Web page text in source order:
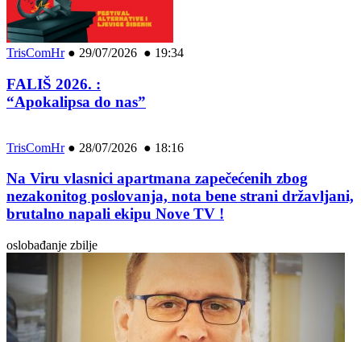
TrisComHr● 29/07/2026 ● 19:34
FALIŠ 2026. :
“Apokalipsa do nas”
TrisComHr● 28/07/2026 ● 18:16
Na Viru vlasnici apartmana zapečećenih zbog
nezakonitog poslovanja, nota bene strani državljani,
brutalno napali ekipu Nove TV !
oslobađanje zbilje